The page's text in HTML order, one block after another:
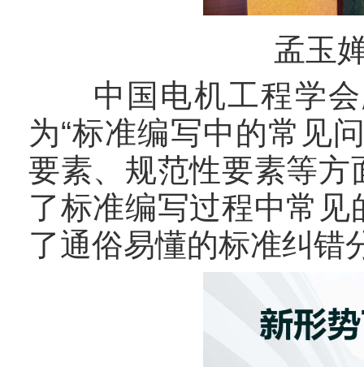
孟玉
中国电机工程学会
为“标准编写中的常见
要素、规范性要素等
了标准编写过程中常
了通俗易懂的标准纠错